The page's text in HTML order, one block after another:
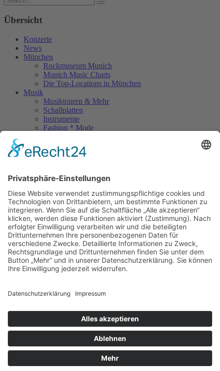
Übersicht
Konzerte
News
München
Rockmuseum Munich
Munich Music Charts
Die Top-Locations in München
Musik
Musiktouren & Mehr
Schallplatten
Instrumente
Fashion * Mode
Rock Memories II
Stones Day München
Unerhört
The Lost 80s Tapes
Über uns
Kontakt
Neueste Beiträge
Bewerbt euch für „Hard Rock Rising“!
Act des Monats: MondWild
Münchner Open Air Sommer: Konzerte in der Residenz
Kulturfestival Gräfelfing – 4 Tage Musik & Gemeinschaft
News
Kontakt
Impressum